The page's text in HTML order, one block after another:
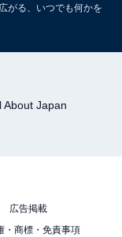
ランキン
が見合わな
えるべき習慣
がる、いつでも何かを
About Japan
広告掲載
・商標・免責事項